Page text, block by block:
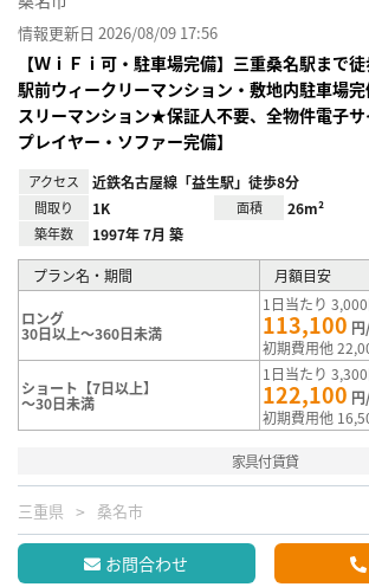
情報更新日 2026/08/09 17:56
【ＷｉＦｉ可・駐車場完備】三重桑名駅まで
駅前ウィークリーマンション・敷地内駐車場
スリーマンション★保証人不要、全物件電子
プレイヤー・ソファー完備】
アクセス 近鉄名古屋線「益生駅」徒歩8分
間取り 1K 面積 26m²
築年数 1997年 7月 築
プラン名・期間 月額目安
ロング
30日以上～360日未満
1日当たり
113,100
初期費用他
ショート【7日以上】
～30日未満
1日当たり
122,100
初期費用他
家具付賃貸
三重県 桑名市
お問合わせ